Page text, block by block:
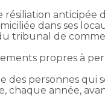
anticipée
dans ses
tribunal de
propres à
personnes qui
année,